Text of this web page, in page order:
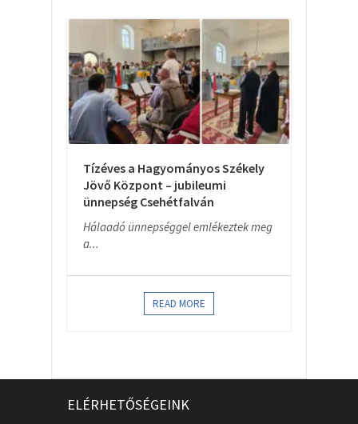
Tízéves a Hagyományos Székely
Jövő Központ – jubileumi
ünnepség Csehétfalván
Hálaadó ünnepséggel emlékeztek meg
a...
READ MORE
ELÉRHETŐSÉGEINK